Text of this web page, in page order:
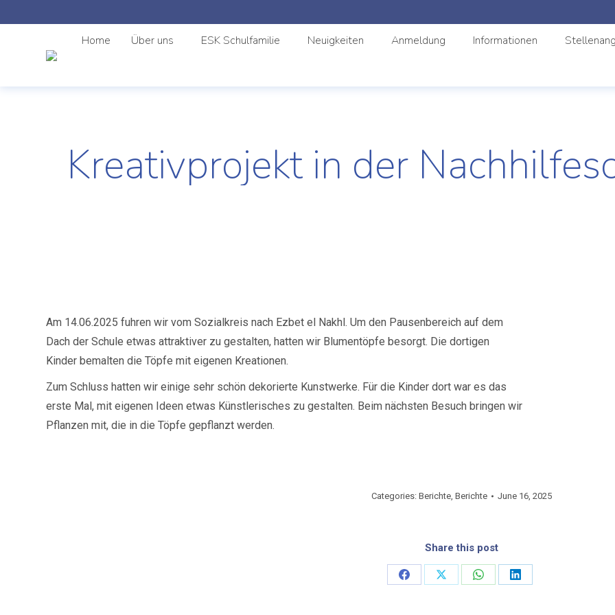
Home Über uns ESK Schulfamilie Neuigkeiten Anmeldung Informationen
Kreativprojekt in der
Am 14.06.2025 fuhren wir vom Sozialkreis nach Ezbet el Nakhl. Um den Pausenbereich auf dem
Dach der Schule etwas attraktiver zu gestalten, hatten wir Blumentöpfe besorgt. Die dortigen
Kinder bemalten die Töpfe mit eigenen Kreationen.
Zum Schluss hatten wir einige sehr schön dekorierte Kunstwerke. Für die Kinder dort war es das
erste Mal, mit eigenen Ideen etwas Künstlerisches zu gestalten. Beim nächsten Besuch bringen wir
Pflanzen mit, die in die Töpfe gepflanzt werden.
Categories: Berichte, Berichte June 16, 2025
Share this post
Share
Share
Share
Share